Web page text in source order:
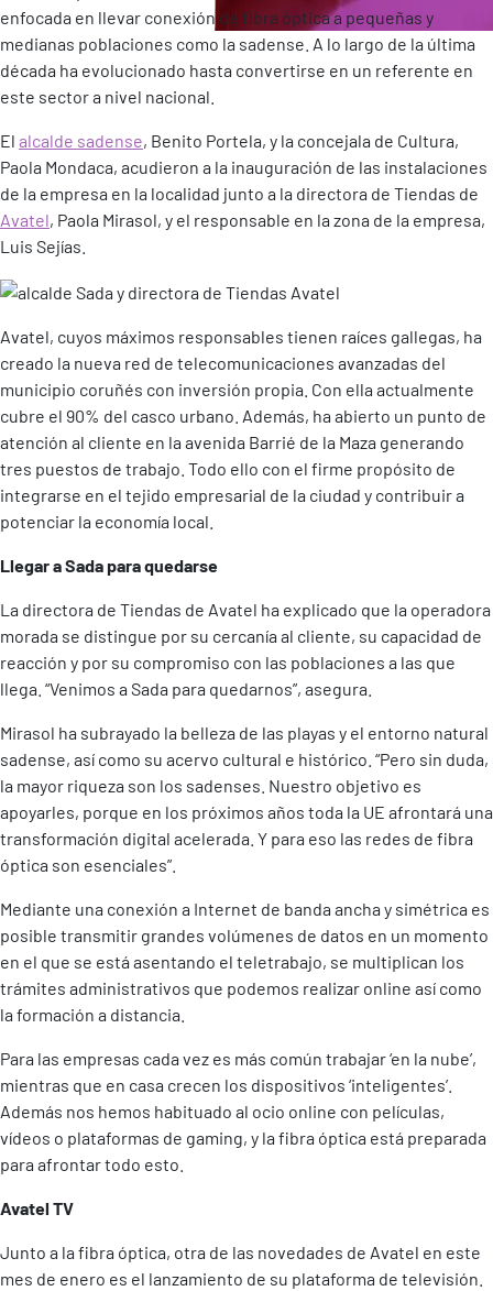
enfocada en llevar conexión de fibra óptica a pequeñas y
medianas poblaciones como la sadense. A lo largo de la última
década ha evolucionado hasta convertirse en un referente en
este sector a nivel nacional.
El alcalde sadense, Benito Portela, y la concejala de Cultura,
Paola Mondaca, acudieron a la inauguración de las instalaciones
de la empresa en la localidad junto a la directora de Tiendas de
Avatel, Paola Mirasol, y el responsable en la zona de la empresa,
Luis Sejías.
Avatel, cuyos máximos responsables tienen raíces gallegas, ha
creado la nueva red de telecomunicaciones avanzadas del
municipio coruñés con inversión propia. Con ella actualmente
cubre el 90% del casco urbano. Además, ha abierto un punto de
atención al cliente en la avenida Barrié de la Maza generando
tres puestos de trabajo. Todo ello con el firme propósito de
integrarse en el tejido empresarial de la ciudad y contribuir a
potenciar la economía local.
Llegar a Sada para quedarse
La directora de Tiendas de Avatel ha explicado que la operadora
morada se distingue por su cercanía al cliente, su capacidad de
reacción y por su compromiso con las poblaciones a las que
llega. “Venimos a Sada para quedarnos”, asegura.
Mirasol ha subrayado la belleza de las playas y el entorno natural
sadense, así como su acervo cultural e histórico. “Pero sin duda,
la mayor riqueza son los sadenses. Nuestro objetivo es
apoyarles, porque en los próximos años toda la UE afrontará una
transformación digital acelerada. Y para eso las redes de fibra
óptica son esenciales”.
Mediante una conexión a Internet de banda ancha y simétrica es
posible transmitir grandes volúmenes de datos en un momento
en el que se está asentando el teletrabajo, se multiplican los
trámites administrativos que podemos realizar online así como
la formación a distancia.
Para las empresas cada vez es más común trabajar ‘en la nube’,
mientras que en casa crecen los dispositivos ‘inteligentes’.
Además nos hemos habituado al ocio online con películas,
vídeos o plataformas de gaming, y la fibra óptica está preparada
para afrontar todo esto.
Avatel TV
Junto a la fibra óptica, otra de las novedades de Avatel en este
mes de enero es el lanzamiento de su plataforma de televisión.